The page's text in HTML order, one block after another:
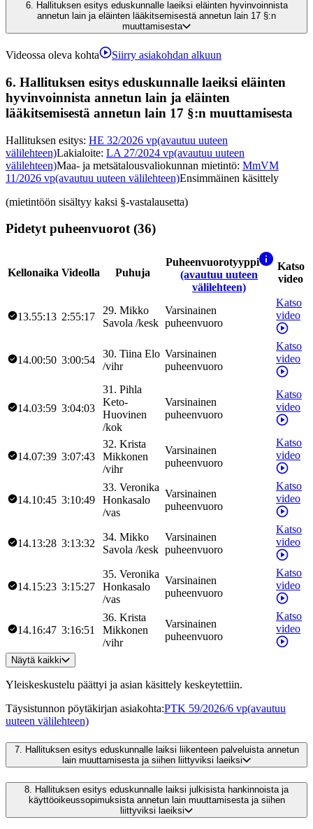
6. Hallituksen esitys eduskunnalle laeiksi eläinten hyvinvoinnista
annetun lain ja eläinten lääkitsemisestä annetun lain 17 §:n
muuttamisesta
Videossa oleva kohta Siirry asiakohdan alkuun
6. Hallituksen esitys eduskunnalle laeiksi eläinten
hyvinvoinnista annetun lain ja eläinten
lääkitsemisestä annetun lain 17 §:n muuttamisesta
Hallituksen esitys: HE 32/2026 vp(avautuu uuteen
välilehteen)Lakialoite: LA 27/2024 vp(avautuu uuteen
välilehteen)Maa- ja metsätalousvaliokunnan mietintö: MmVM
11/2026 vp(avautuu uuteen välilehteen)Ensimmäinen käsittely
(mietintöön sisältyy kaksi §-vastalausetta)
Pidetyt puheenvuorot (36)
Kellonaika Videolla Puhuja
Puheenvuorotyyppi
(avautuu uuteen
välilehteen)
Katso
video
13.55:13 2:55:17
29. Mikko
Savola /kesk
Varsinainen
puheenvuoro
Katso
video
14.00:50 3:00:54
30. Tiina Elo
/vihr
Varsinainen
puheenvuoro
Katso
video
14.03:59 3:04:03
31 . Pihla
Keto-
Huovinen
/kok
Varsinainen
puheenvuoro
Katso
video
14.07:39 3:07:43
32. Krista
Mikkonen
/vihr
Varsinainen
puheenvuoro
Katso
video
14.10:45 3:10:49
33. Veronika
Honkasalo
/vas
Varsinainen
puheenvuoro
Katso
video
14.13:28 3:13:32
34. Mikko
Savola /kesk
Varsinainen
puheenvuoro
Katso
video
14.15:23 3:15:27
35. Veronika
Honkasalo
/vas
Varsinainen
puheenvuoro
Katso
video
14.16:47 3:16:51
36. Krista
Mikkonen
/vihr
Varsinainen
puheenvuoro
Katso
video
Näytä kaikki
Yleiskeskustelu päättyi ja asian käsittely keskeytettiin.
Täysistunnon pöytäkirjan asiakohta:PTK 59/2026/6 vp(avautuu
uuteen välilehteen)
7.
Hallituksen esitys eduskunnalle laiksi liikenteen palveluista annetun
lain muuttamisesta ja siihen liittyviksi laeiksi
8. Hallituksen esitys eduskunnalle laiksi julkisista hankinnoista ja
käyttöoikeussopimuksista annetun lain muuttamisesta ja siihen
liittyviksi laeiksi